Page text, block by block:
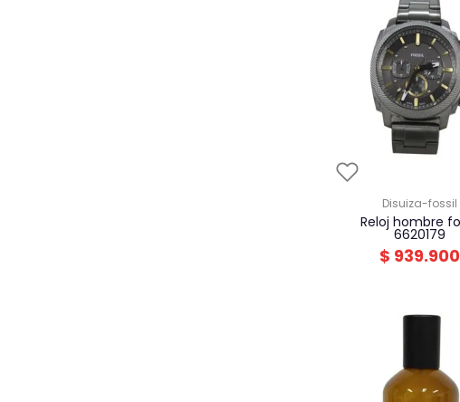
disuiza-fossil
reloj hombre fossil
6620179
$ 939.900